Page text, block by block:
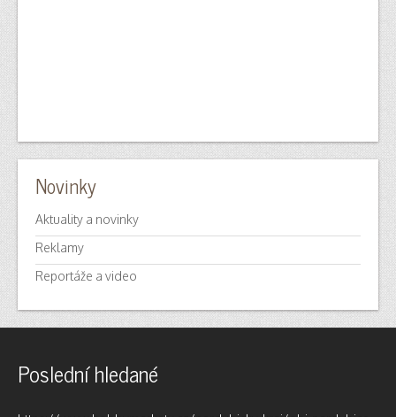
Novinky
Aktuality a novinky
Reklamy
Reportáže a video
Poslední hledané